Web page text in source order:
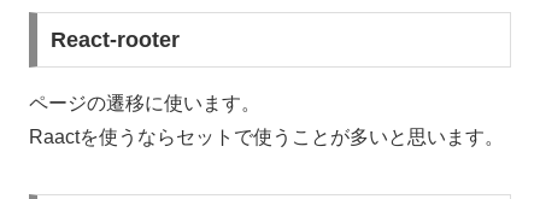
React-rooter
ページの遷移に使います。
Raactを使うならセットで使うことが多いと思います。